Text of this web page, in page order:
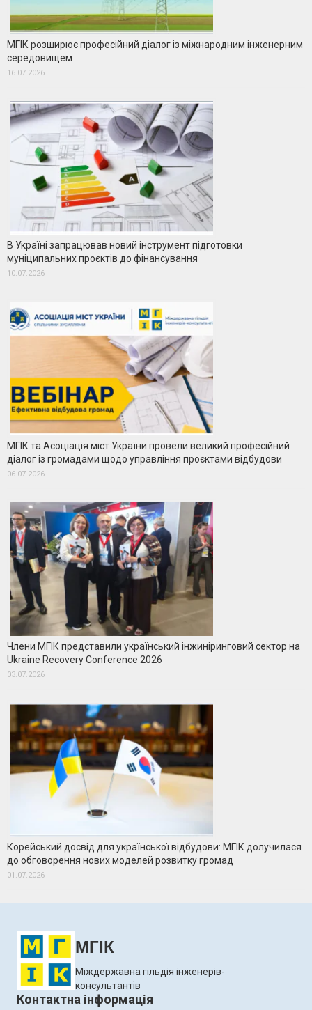
МГІК розширює професійний діалог із міжнародним інженерним
середовищем
16.07.2026
В Україні запрацював новий інструмент підготовки
муніципальних проєктів до фінансування
10.07.2026
МГІК та Асоціація міст України провели великий професійний
діалог із громадами щодо управління проєктами відбудови
06.07.2026
Члени МГІК представили український інжиніринговий сектор на
Ukraine Recovery Conference 2026
03.07.2026
Корейський досвід для української відбудови: МГІК долучилася
до обговорення нових моделей розвитку громад
01.07.2026
МГІК
Міждержавна гільдія інженерів-
консультантів
Контактна інформація